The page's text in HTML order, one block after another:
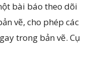
bài báo theo dõi
vẽ, cho phép các
trong bản vẽ. Cụ